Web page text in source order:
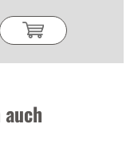
wir dich
kannst du
Zubehör